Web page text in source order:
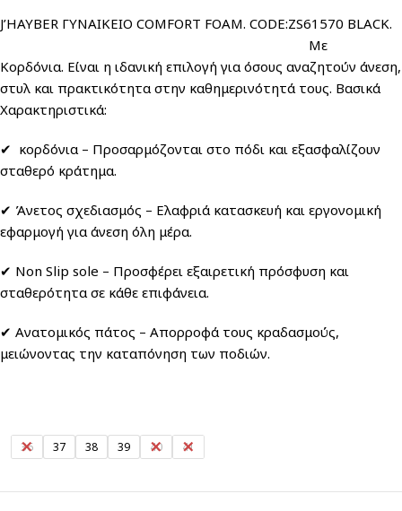
J’HAYBER ΓΥΝΑΙΚΕΙΟ COMFORT FOAM. CODE:ZS61570 BLACK.
Με
Κορδόνια. Είναι η ιδανική επιλογή για όσους αναζητούν άνεση,
στυλ και πρακτικότητα στην καθημερινότητά τους. Βασικά
Χαρακτηριστικά:
✔ κορδόνια – Προσαρμόζονται στο πόδι και εξασφαλίζουν
σταθερό κράτημα.
✔ Άνετος σχεδιασμός – Ελαφριά κατασκευή και εργονομική
εφαρμογή για άνεση όλη μέρα.
✔ Non Slip sole – Προσφέρει εξαιρετική πρόσφυση και
σταθερότητα σε κάθε επιφάνεια.
✔ Ανατομικός πάτος – Απορροφά τους κραδασμούς,
μειώνοντας την καταπόνηση των ποδιών.
36 37 38 39 40 41